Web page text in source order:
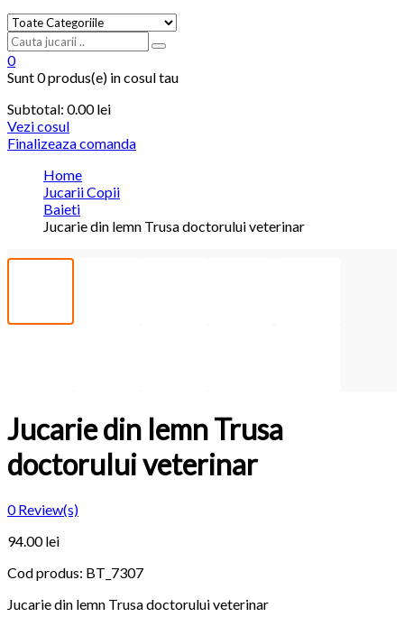
0
Sunt0 produs(e) in cosul tau
Subtotal: 0.00 lei
Vezi cosul
Finalizeaza comanda
Home
Jucarii Copii
Baieti
Jucarie din lemn Trusa doctorului veterinar
Jucarie din lemn Trusa
doctorului veterinar
0Review(s)
94.00 lei
Cod produs: BT_7307
Jucarie din lemn Trusa doctorului veterinar